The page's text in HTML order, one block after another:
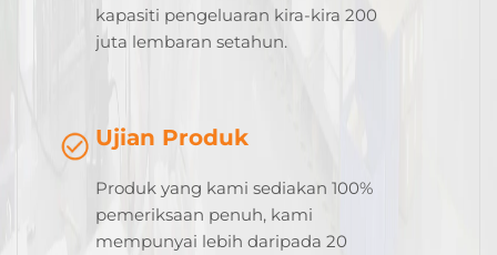
kapasiti pengeluaran kira-kira 200
juta lembaran setahun.
Ujian Produk
Produk yang kami sediakan 100%
pemeriksaan penuh, kami
mempunyai lebih daripada 20